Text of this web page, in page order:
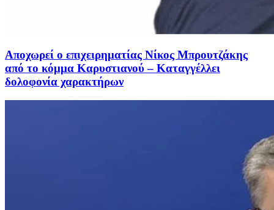
Αποχωρεί ο επιχειρηματίας Νίκος Μπρουτζάκης
από το κόμμα Καρυστιανού – Καταγγέλλει
δολοφονία χαρακτήρων